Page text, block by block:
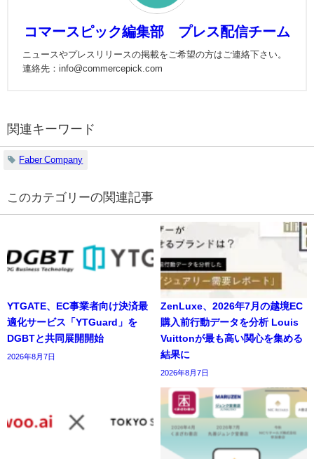
コマースピック編集部 プレス配信チーム
ニュースやプレスリリースの掲載をご希望の方はご連絡下さい。
連絡先：info@commercepick.com
関連キーワード
Faber Company
の関連記事
YTGATE、EC事業者向け決済最
適化サービス「YTGuard」を
DGBTと共同展開開始
2026年8月7日
ZenLuxe、2026年7月の越境EC
購入前行動データを分析 Louis
Vuittonが最も高い関心を集める
結果に
2026年8月7日